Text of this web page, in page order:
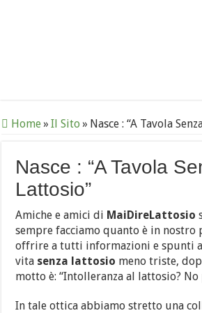
Home» Il Sito » Nasce : “A Tavola
Nasce : “A Tavola
Lattosio”
Amiche e amici di MaiDireLattosio
sempre facciamo quanto è in
offrire a tutti informazioni e spunti
vita senza lattosio meno triste,
motto è: “Intolleranza al lattosio?
In tale ottica abbiamo stretto una